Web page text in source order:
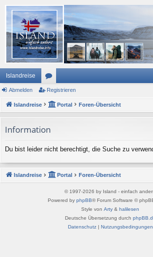
Islandreise
or
en
Abmelden Registrieren
Islandreise Portal Foren-Übersicht
Information
Du bist leider nicht berechtigt, die Suche zu
Islandreise Portal Foren-Übersicht
© 1997-2026 by Island - einfach
Powered by phpBB® Forum Software ©
Style von Arty & halilesen
Deutsche Übersetzung durch
Datenschutz| Nutzungsbedingungen